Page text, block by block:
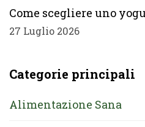
Come scegliere uno
27 Luglio 2026
Categorie principali
Alimentazione Sana